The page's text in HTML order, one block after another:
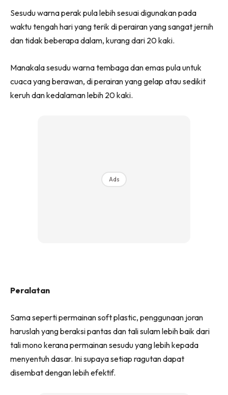
Sesudu warna perak pula lebih sesuai digunakan pada
waktu tengah hari yang terik di perairan yang sangat jernih
dan tidak beberapa dalam, kurang dari 20 kaki.
Manakala sesudu warna tembaga dan emas pula untuk
cuaca yang berawan, di perairan yang gelap atau sedikit
keruh dan kedalaman lebih 20 kaki.
Ads
Peralatan
Sama seperti permainan soft plastic, penggunaan joran
haruslah yang beraksi pantas dan tali sulam lebih baik dari
tali mono kerana permainan sesudu yang lebih kepada
menyentuh dasar. Ini supaya setiap ragutan dapat
disembat dengan lebih efektif.